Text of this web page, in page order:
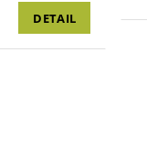
DETAIL